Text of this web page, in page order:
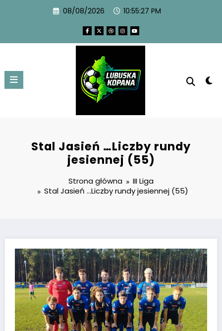
08/08/2026 10:55:28 PM
Stal Jasień …Liczby rundy
jesiennej (55)
Strona główna
III Liga
Stal Jasień …Liczby rundy jesiennej (55)